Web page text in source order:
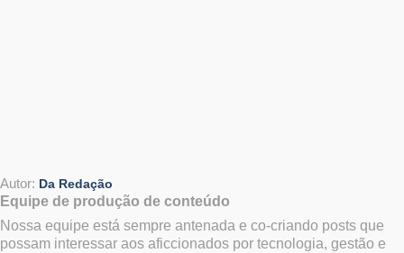
Autor: Da Redação
Equipe de produção de conteúdo
Nossa equipe está sempre antenada e co-criando posts que
possam interessar aos aficcionados por tecnologia, gestão e